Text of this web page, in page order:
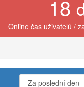
18
Online čas uživatelů /